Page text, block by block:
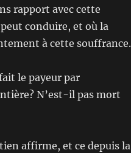
rapport avec cette
conduire, et où la
à cette souffrance.
le payeur par
N’est-il pas mort
affirme, et ce depuis la